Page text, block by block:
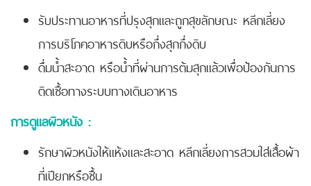
รับประทานอาหารที่ปรุงสุกและถูกสุขลักษณะ หลีกเลี่ยง
การบริโภคอาหารดิบหรือกึ่งสุกกึ่งดิบ
ดื่มน้ำสะอาด หรือน้ำที่ผ่านการต้มสุกแล้วเพื่อป้องกันการ
ติดเชื้อทางระบบทางเดินอาหาร
การดูแลผิวหนัง :
รักษาผิวหนังให้แห้งและสะอาด หลีกเลี่ยงการสวมใส่เสื้อผ้า
ที่เปียกหรือชื้น